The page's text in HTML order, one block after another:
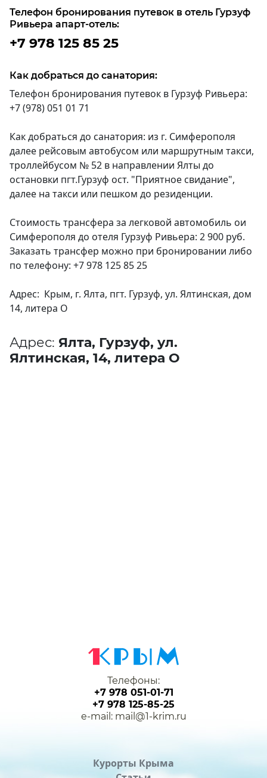
Телефон бронирования путевок в отель Гурзуф
Ривьера апарт-отель:
+7 978 125 85 25
Как добраться до санатория:
Телефон бронирования путевок в Гурзуф Ривьера:
+7 (978) 051 01 71
Как добраться до санатория: из г. Симферополя
далее рейсовым автобусом или маршрутным такси,
троллейбусом № 52 в направлении Ялты до
остановки пгт.Гурзуф ост. "Приятное свидание",
далее на такси или пешком до резиденции.
Стоимость трансфера за легковой автомобиль ои
Симферополя до отеля Гурзуф Ривьера: 2 900 руб.
Заказать трансфер можно при бронировании либо
по телефону: +7 978 125 85 25
Адрес: Крым, г. Ялта, пгт. Гурзуф, ул. Ялтинская, дом
14, литера О
Адрес: Ялта, Гурзуф, ул.
Ялтинская, 14, литера О
Курорты Крыма
Телефоны:
+7 978 051-01-71
+7 978 125-85-25
e-mail: mail@1-krim.ru